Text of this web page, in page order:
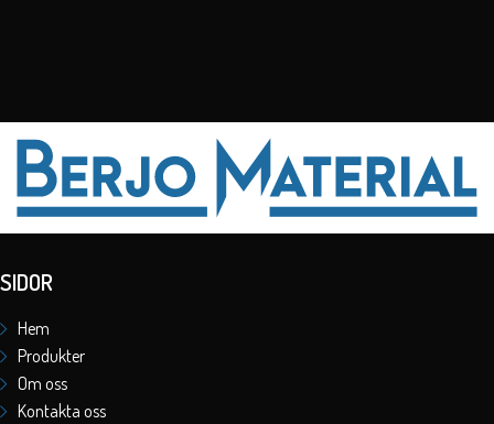
SIDOR
Hem
Produkter
Om oss
Kontakta oss